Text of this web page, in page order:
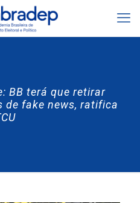
BB terá que retirar
de fake news, ratifica